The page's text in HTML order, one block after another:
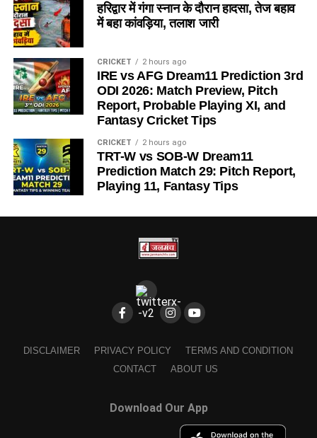
हरिद्वार में गंगा स्नान के दौरान हादसा, तेज बहाव
में बहा कांवड़िया, तलाश जारी
CRICKET 2 hours ago
IRE vs AFG Dream11 Prediction 3rd
ODI 2026: Match Preview, Pitch
Report, Probable Playing XI, and
Fantasy Cricket Tips
CRICKET 2 hours ago
TRT-W vs SOB-W Dream11
Prediction Match 29: Pitch Report,
Playing 11, Fantasy Tips
DISCLAIMER PRIVACY POLICY
TERMS AND CONDITION
CONTACT
ABOUT US
Download Our App